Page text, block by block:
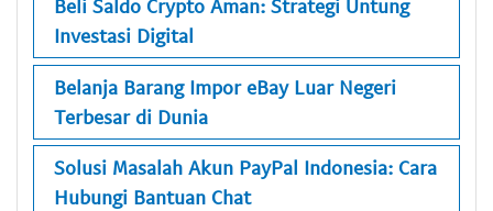
Beli Saldo Crypto Aman: Strategi Untung
Investasi Digital
Belanja Barang Impor eBay Luar Negeri
Terbesar di Dunia
Solusi Masalah Akun PayPal Indonesia: Cara
Hubungi Bantuan Chat